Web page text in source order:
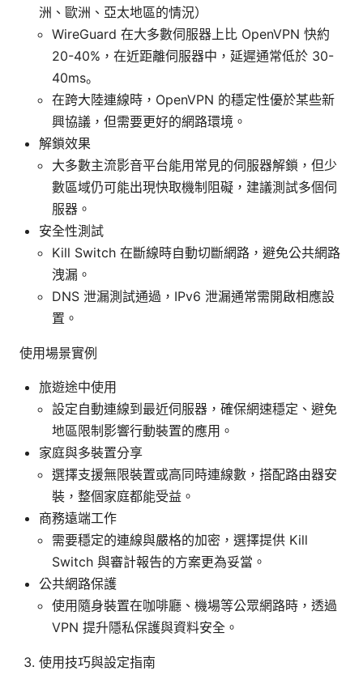
洲、歐洲、亞太地區的情況）
WireGuard 在大多數伺服器上比 OpenVPN 快約
20-40%，在近距離伺服器中，延遲通常低於 30-
40ms。
在跨大陸連線時，OpenVPN 的穩定性優於某些新
興協議，但需要更好的網路環境。
解鎖效果
大多數主流影音平台能用常見的伺服器解鎖，但少
數區域仍可能出現快取機制阻礙，建議測試多個伺
服器。
安全性測試
Kill Switch 在斷線時自動切斷網路，避免公共網路
洩漏。
DNS 泄漏測試通過，IPv6 泄漏通常需開啟相應設
置。
使用場景實例
旅遊途中使用
設定自動連線到最近伺服器，確保網速穩定、避免
地區限制影響行動裝置的應用。
家庭與多裝置分享
選擇支援無限裝置或高同時連線數，搭配路由器安
裝，整個家庭都能受益。
商務遠端工作
需要穩定的連線與嚴格的加密，選擇提供 Kill
Switch 與審計報告的方案更為妥當。
公共網路保護
使用隨身裝置在咖啡廳、機場等公眾網路時，透過
VPN 提升隱私保護與資料安全。
使用技巧與設定指南